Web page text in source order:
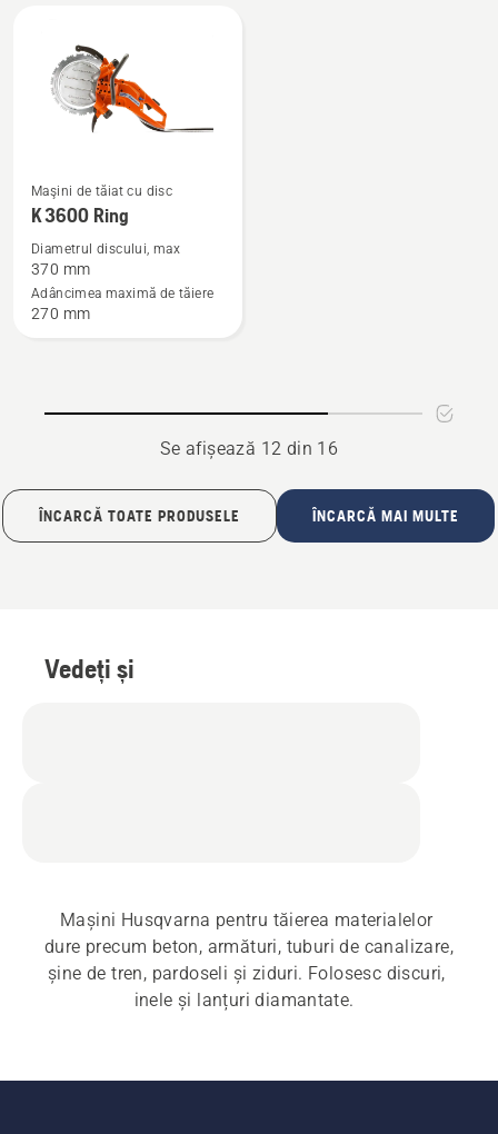
Vezi
mai
detalii
despre
K 3600
Maşini de tăiat cu disc
K 3600 Ring
Diametrul discului, max
370 mm
Adâncimea maximă de tăiere
270 mm
Se afișează 12 din 16
ÎNCARCĂ TOATE PRODUSELE ÎNCARCĂ MAI MULTE
Vedeți și
Mașini Husqvarna pentru tăierea materialelor
dure precum beton, armături, tuburi de canalizare,
șine de tren, pardoseli și ziduri. Folosesc discuri,
inele și lanțuri diamantate.